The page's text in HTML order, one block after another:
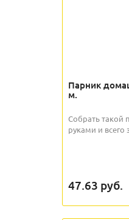
Парник
м.
Собрать такой
руками и всего
47.63 руб.